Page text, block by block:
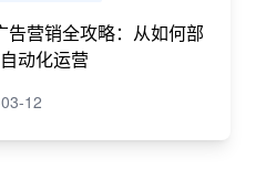
营销全攻略：从如何部
动化运营
12